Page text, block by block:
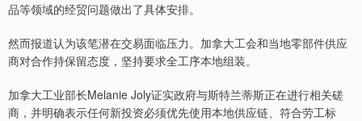
品等领域的经贸问题做出了具体安排。
然而报道认为该笔潜在交易面临压力。加拿大工会和当地零部件供应
商对合作持保留态度，坚持要求全工序本地组装。
加拿大工业部长Melanie Joly证实政府与斯特兰蒂斯正在进行相关磋
商，并明确表示任何新投资必须优先使用本地供应链、符合劳工标